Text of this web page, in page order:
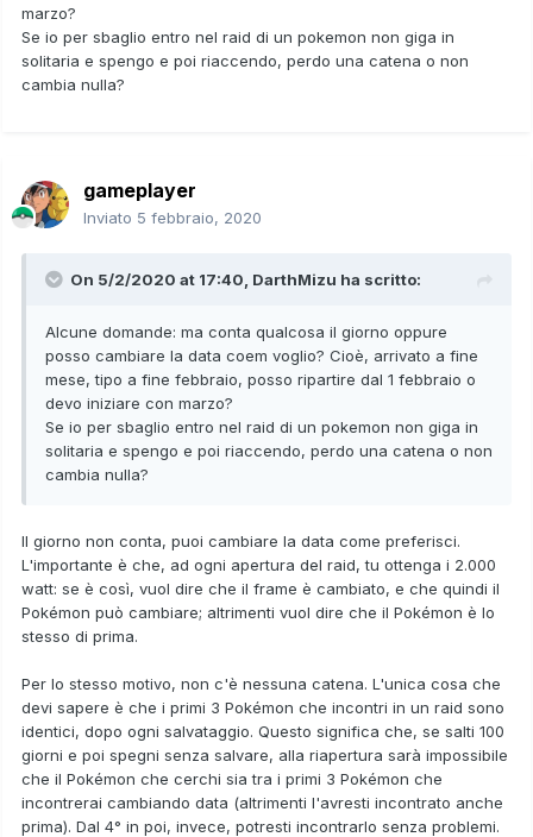
marzo?
Se io per sbaglio entro nel raid di un pokemon non giga in
solitaria e spengo e poi riaccendo, perdo una catena o non
cambia nulla?
gameplayer
Inviato 5 febbraio, 2020
On 5/2/2020 at 17:40, DarthMizu ha scritto:
Alcune domande: ma conta qualcosa il giorno oppure
posso cambiare la data coem voglio? Cioè, arrivato a fine
mese, tipo a fine febbraio, posso ripartire dal 1 febbraio o
devo iniziare con marzo?
Se io per sbaglio entro nel raid di un pokemon non giga in
solitaria e spengo e poi riaccendo, perdo una catena o non
cambia nulla?
Il giorno non conta, puoi cambiare la data come preferisci.
L'importante è che, ad ogni apertura del raid, tu ottenga i 2.000
watt: se è così, vuol dire che il frame è cambiato, e che quindi il
Pokémon può cambiare; altrimenti vuol dire che il Pokémon è lo
stesso di prima.
Per lo stesso motivo, non c'è nessuna catena. L'unica cosa che
devi sapere è che i primi 3 Pokémon che incontri in un raid sono
identici, dopo ogni salvataggio. Questo significa che, se salti 100
giorni e poi spegni senza salvare, alla riapertura sarà impossibile
che il Pokémon che cerchi sia tra i primi 3 Pokémon che
incontrerai cambiando data (altrimenti l'avresti incontrato anche
prima). Dal 4° in poi, invece, potresti incontrarlo senza problemi.